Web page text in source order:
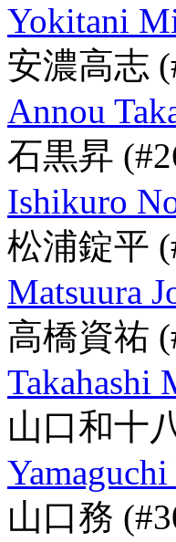
Yokitani
安濃高志
Annou
石黒昇
Ishikuro
松浦錠平
Matsuura
高橋資祐
Takahashi
山口和十
山口務